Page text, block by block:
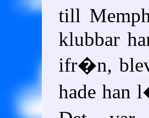
till
klubbar
ifr�n,
hade han